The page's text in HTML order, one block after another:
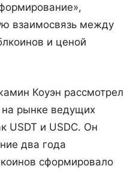
взаимосвязь между
и ценой
Коуэн рассмотрел
рынке ведущих
USDT и USDC. Он
два года
сформировало